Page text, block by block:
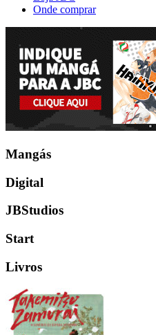
Onde comprar
Mangás
Digital
JBStudios
Start
Livros